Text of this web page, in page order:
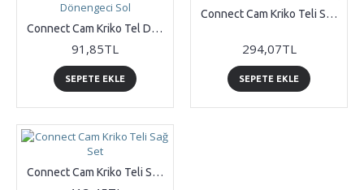
Connect Cam Kriko Tel Dönengeci Sol
91,85TL
SEPETE EKLE
Connect Cam Kriko Teli Sağ
294,07TL
SEPETE EKLE
Connect Cam Kriko Teli Sağ Set